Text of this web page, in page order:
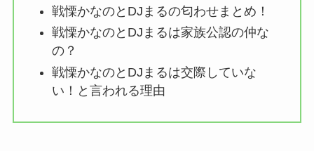
戦慄かなのとDJまるの匂わせまとめ！
戦慄かなのとDJまるは家族公認の仲な
の？
戦慄かなのとDJまるは交際していな
い！と言われる理由